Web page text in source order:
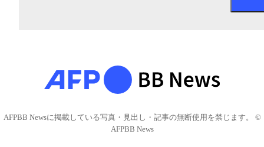
AFPBB Newsに掲載している写真・見出し・記事の無断使用を禁じます。 ©
AFPBB News